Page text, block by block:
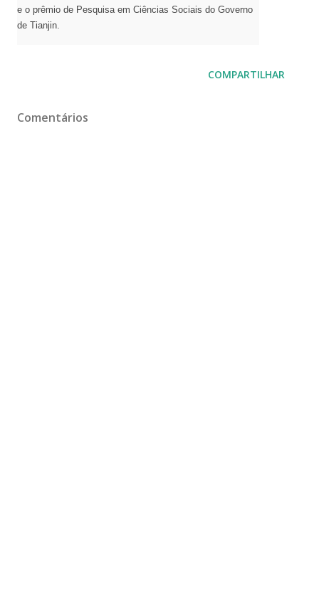
e o prêmio de Pesquisa em Ciências Sociais do Governo
de Tianjin.
COMPARTILHAR
Comentários